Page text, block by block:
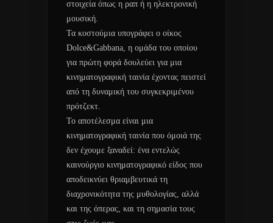
στοιχεία όπως η ραπ ή η ηλεκτρονική
μουσική.
Τα κοστούμια υπογράφει ο οίκος
Dolce&Gabbana, η ομάδα του οποίου
για πρώτη φορά δουλεύει για μια
κινηματογραφική ταινία έχοντας πειστεί
από τη δυναμική του συγκεκριμένου
πρότζεκτ.
Το αποτέλεσμα είναι μια
κινηματογραφική ταινία που όμοιά της
δεν έχουμε ξαναδεί: ένα εντελώς
καινούργιο κινηματογραφικό είδος που
αποδεικνύει θριαμβευτικά τη
διαχρονικότητα της μυθολογίας, αλλά
και της όπερας, και τη σημασία τους